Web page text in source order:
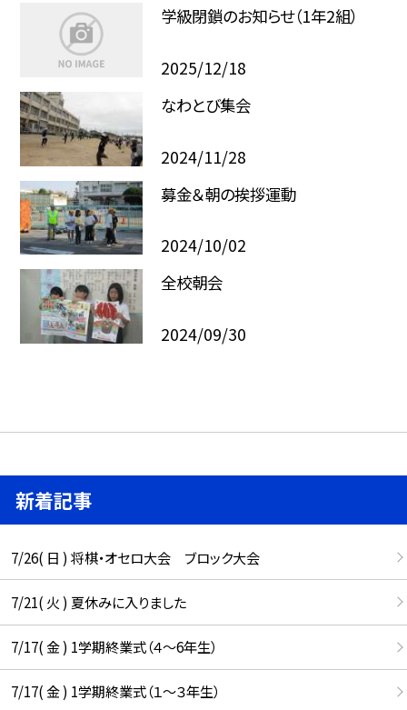
学級閉鎖のお知らせ（1年2組）
2025/12/18
なわとび集会
2024/11/28
募金＆朝の挨拶運動
2024/10/02
全校朝会
2024/09/30
新着記事
7/26( 日 ) 将棋・オセロ大会 ブロック大会
7/21( 火 ) 夏休みに入りました
7/17( 金 ) 1学期終業式（４～6年生）
7/17( 金 ) 1学期終業式（１～３年生）